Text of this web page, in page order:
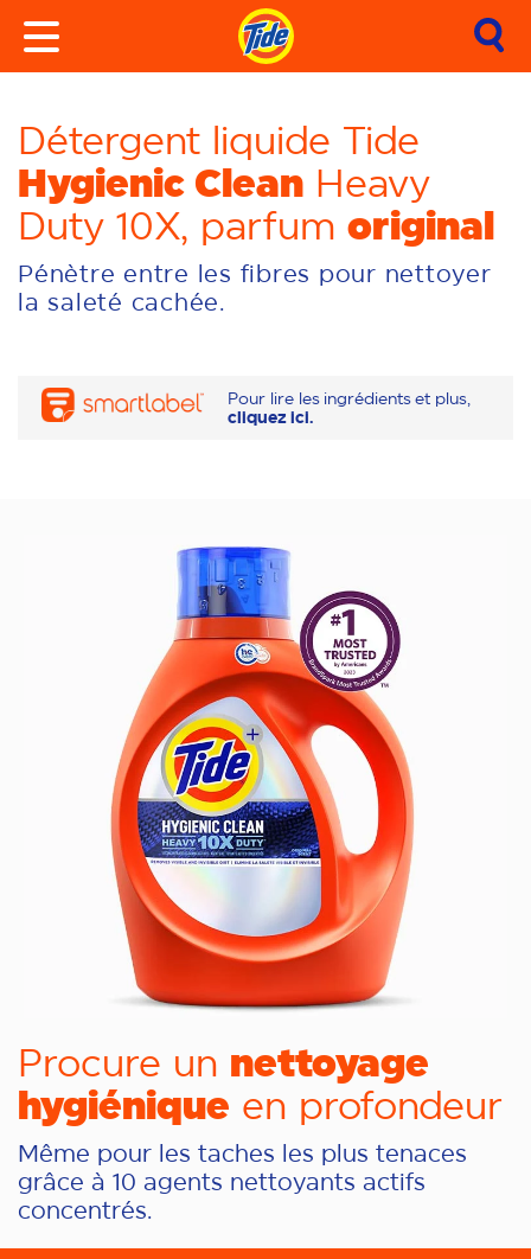
Détergent liquide Tide
Hygienic Clean Heavy
Duty 10X, parfum original
Pénètre entre les fibres pour nettoyer
la saleté cachée.
Pour lire les ingrédients et plus,
cliquez ici.
Procure un nettoyage
hygiénique en profondeur
Même pour les taches les plus tenaces
grâce à 10 agents nettoyants actifs
concentrés.